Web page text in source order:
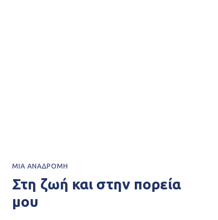
ΜΙΑ ΑΝΑΔΡΟΜΗ
Στη ζωή και στην πορεία
μου